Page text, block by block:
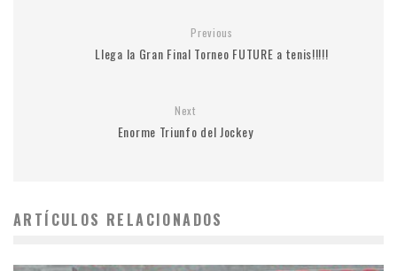
Previous
Llega la Gran Final Torneo FUTURE a tenis!!!!!
Next
Enorme Triunfo del Jockey
ARTÍCULOS RELACIONADOS